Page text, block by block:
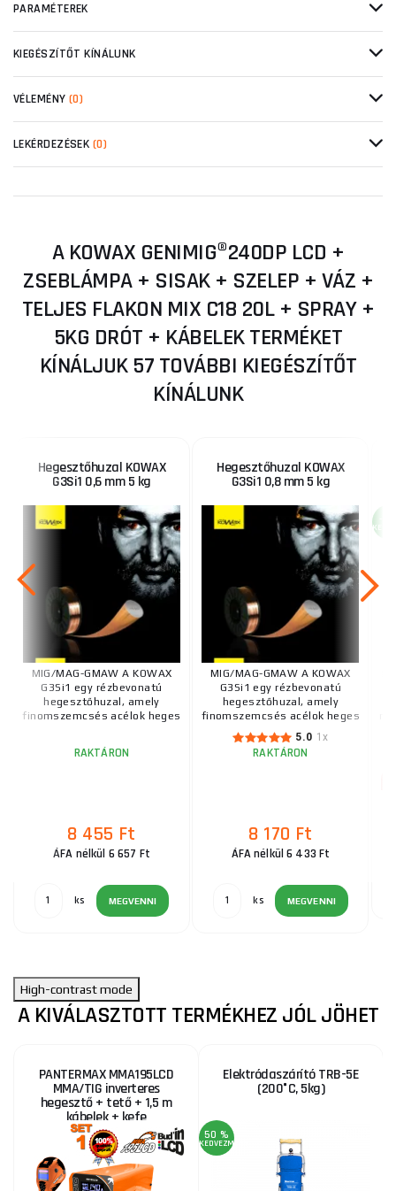
PARAMÉTEREK
KIEGÉSZÍTŐT KÍNÁLUNK
VÉLEMÉNY (0)
LEKÉRDEZÉSEK (0)
A KOWAX GENIMIG®240DP LCD +
ZSEBLÁMPA + SISAK + SZELEP + VÁZ +
TELJES FLAKON MIX C18 20L + SPRAY +
5KG DRÓT + KÁBELEK TERMÉKET
KÍNÁLJUK 57 TOVÁBBI KIEGÉSZÍTŐT
KÍNÁLUNK
Hegesztőhuzal KOWAX
G3Si1 0,6 mm 5 kg
MIG/MAG-GMAW A KOWAX
G3Si1 egy rézbevonatú
hegesztőhuzal, amely
finomszemcsés acélok heges
RAKTÁRON
8 455 Ft
ÁFA nélkül 6 657 Ft
ks MEGVENNI
Hegesztőhuzal KOWAX
G3Si1 0,8 mm 5 kg
MIG/MAG-GMAW A KOWAX
G3Si1 egy rézbevonatú
hegesztőhuzal, amely
finomszemcsés acélok heges
...
5.0 1x
RAKTÁRON
8 170 Ft
ÁFA nélkül 6 433 Ft
ks MEGVENNI
High-contrast mode
A KIVÁLASZTOTT TERMÉKHEZ JÓL JÖHET
PANTERMAX MMA195LCD
MMA/TIG inverteres
hegesztő + tető + 1,5 m
kábelek + kefe
Elektródaszárító TRB-5E
(200°C, 5kg)
50 %
KEDVEZMÉNY